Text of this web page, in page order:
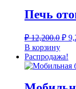
Печь
₽12,200.0
₽
₽
В корзину
Распродажа!